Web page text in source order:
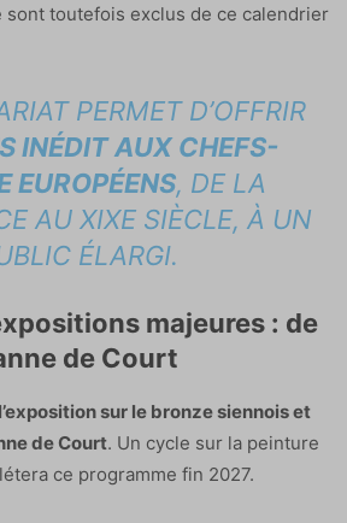
sont toutefois exclus de ce calendrier
PERMET D’OFFRIR
INÉDIT AUX CHEFS-
EUROPÉENS, DE LA
AU XIXE SIÈCLE, À UN
ÉLARGI.
majeures : de
de Court
sur le bronze siennois et
de Court. Un cycle sur la peinture
ce programme fin 2027.